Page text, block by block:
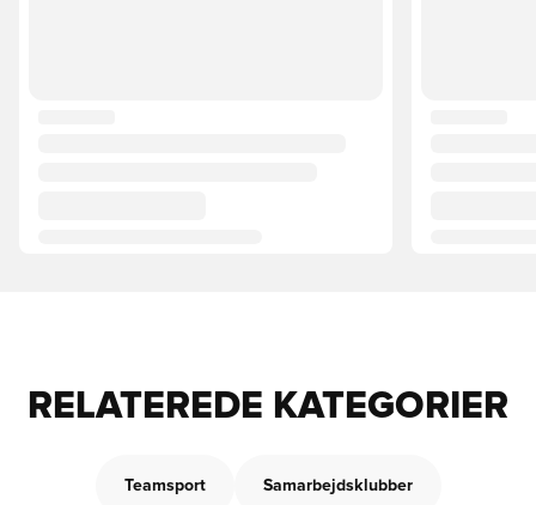
RELATEREDE KATEGORIER
Teamsport Samarbejdsklubber